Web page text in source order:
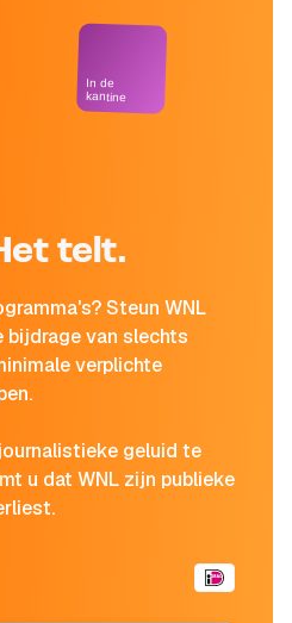
telt.
Steun WNL
van slechts
verplichte
geluid te
u dat WNL zijn publieke
In de
kantine